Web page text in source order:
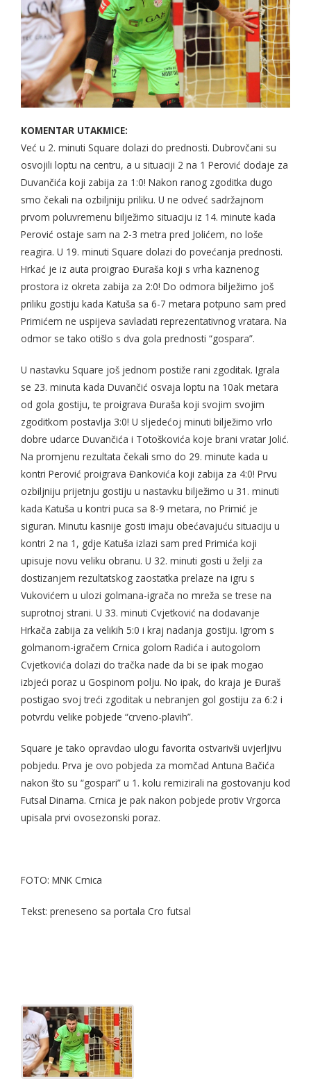
KOMENTAR UTAKMICE:
Već u 2. minuti Square dolazi do prednosti. Dubrovčani su
osvojili loptu na centru, a u situaciji 2 na 1 Perović dodaje za
Duvančića koji zabija za 1:0! Nakon ranog zgoditka dugo
smo čekali na ozbiljniju priliku. U ne odveć sadržajnom
prvom poluvremenu bilježimo situaciju iz 14. minute kada
Perović ostaje sam na 2-3 metra pred Jolićem, no loše
reagira. U 19. minuti Square dolazi do povećanja prednosti.
Hrkać je iz auta proigrao Đuraša koji s vrha kaznenog
prostora iz okreta zabija za 2:0! Do odmora bilježimo još
priliku gostiju kada Katuša sa 6-7 metara potpuno sam pred
Primićem ne uspijeva savladati reprezentativnog vratara. Na
odmor se tako otišlo s dva gola prednosti “gospara”.
U nastavku Square još jednom postiže rani zgoditak. Igrala
se 23. minuta kada Duvančić osvaja loptu na 10ak metara
od gola gostiju, te proigrava Đuraša koji svojim svojim
zgoditkom postavlja 3:0! U sljedećoj minuti bilježimo vrlo
dobre udarce Duvančića i Totoškovića koje brani vratar Jolić.
Na promjenu rezultata čekali smo do 29. minute kada u
kontri Perović proigrava Đankovića koji zabija za 4:0! Prvu
ozbiljniju prijetnju gostiju u nastavku bilježimo u 31. minuti
kada Katuša u kontri puca sa 8-9 metara, no Primić je
siguran. Minutu kasnije gosti imaju obećavajuću situaciju u
kontri 2 na 1, gdje Katuša izlazi sam pred Primića koji
upisuje novu veliku obranu. U 32. minuti gosti u želji za
dostizanjem rezultatskog zaostatka prelaze na igru s
Vukovićem u ulozi golmana-igrača no mreža se trese na
suprotnoj strani. U 33. minuti Cvjetković na dodavanje
Hrkača zabija za velikih 5:0 i kraj nadanja gostiju. Igrom s
golmanom-igračem Crnica golom Radića i autogolom
Cvjetkovića dolazi do tračka nade da bi se ipak mogao
izbjeći poraz u Gospinom polju. No ipak, do kraja je Đuraš
postigao svoj treći zgoditak u nebranjen gol gostiju za 6:2 i
potvrdu velike pobjede “crveno-plavih”.
Square je tako opravdao ulogu favorita ostvarivši uvjerljivu
pobjedu. Prva je ovo pobjeda za momčad Antuna Bačića
nakon što su “gospari” u 1. kolu remizirali na gostovanju kod
Futsal Dinama. Crnica je pak nakon pobjede protiv Vrgorca
upisala prvi ovosezonski poraz.
FOTO: MNK Crnica
Tekst: preneseno sa portala Cro futsal